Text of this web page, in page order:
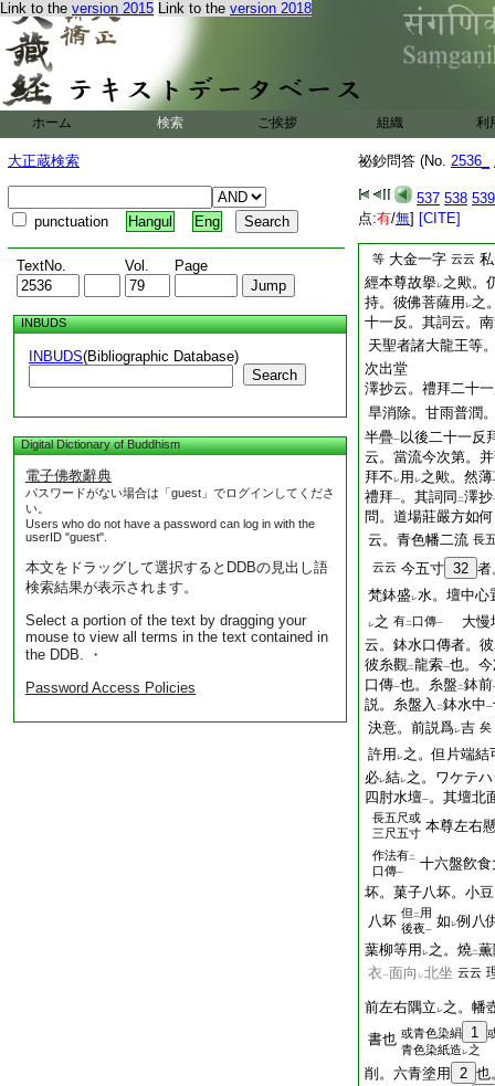
Link to the version 2015 Link to the version 2018
ホーム 検索 ご挨拶 組織 利
大正蔵検索
punctuation Hangul Eng
TextNo. Vol. Page
INBUDS
INBUDS(Bibliographic Database)
Search
Digital Dictionary of Buddhism
電子佛教辭典
パスワードがない場合は「guest」でログインしてくださ
い。
Users who do not have a password can log in with the
userID "guest".
本文をドラッグして選択するとDDBの見出し語
検索結果が表示されます。
Select a portion of the text by dragging your
mouse to view all terms in the text contained in
the DDB. ・
Password Access Policies
祕鈔問答 (No. 2536_
537 538 539
点:有/無] [CITE]
問。散念誦用二廣目
抄云。或諸天主故。
龍上首故。澤抄云
龍一而爲
一字或慈護
云云 理
日釋迦觀音金剛手
善女龍王法旋
等 大金一字 云云
經本尊故擧レ之歟。
持。彼佛菩薩用 レ之
十一反。其詞云。
天聖者諸大龍王等
次出堂
澤抄云。禮拜二十
旱消除。甘雨普潤
半疊一 以後二十一反
云。當流今次第。
拜不 レ用 レ之歟。然
禮拜一。其詞同 二澤抄
問。道場莊嚴方如
云。青色幡二流 長
云云 今五寸 32 者
梵鉢盛 レ水。壇中心
レ之 有二 口傳一
大慢
云。鉢水口傳者。
彼糸觀二龍索一也。
口傳一也。糸盤二鉢前
説。糸盤入 二鉢水中一
決意。前説爲レ吉 矣
許用 レ之。但片端結
必レ結レ之。ワケテ
四肘水壇一。其壇北
長五尺或
三尺五寸 本尊左右
作法有二
口傳一
十六盤飮
坏。菓子八坏。小
八坏 但 二 用
後夜一
如 レ例八
葉柳等用 レ之。燒二
衣一面向 レ北坐 云云
前左右隅立 レ之。幡
書也 或青色染絹 1
青色染紙造 レ之
削。六青塗用 2 也